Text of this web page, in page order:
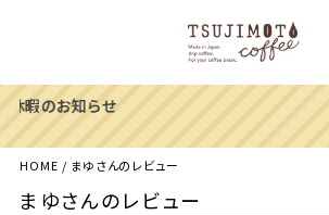
HOME まゆさんのレビュー
まゆさんのレビュー